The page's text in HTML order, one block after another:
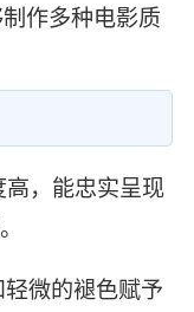
作多种电影质
，能忠实呈现
微的褪色赋予